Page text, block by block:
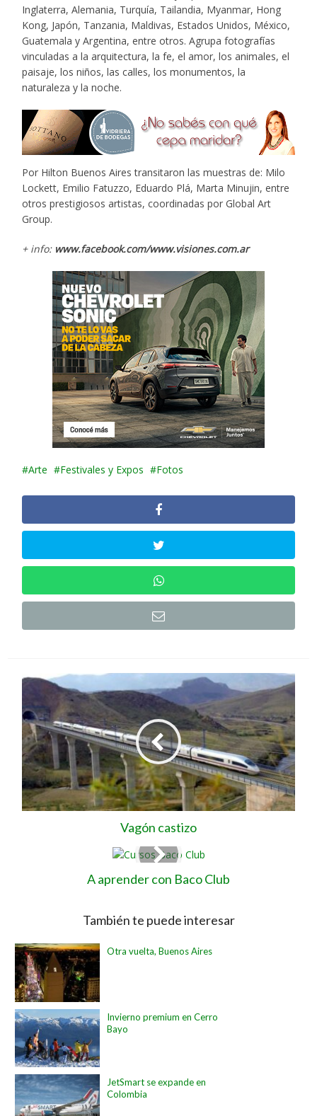
Croacia
Inglaterra, Alemania, Turquía, Tailandia, Myanmar, Hong
Kong, Japón, Tanzania, Maldivas, Estados Unidos, México,
Guatemala y Argentina, entre otros. Agrupa fotografías
vinculadas a la arquitectura, la fe, el amor, los animales, el
paisaje, los niños, las calles, los monumentos, la
naturaleza y la noche.
Por Hilton Buenos Aires transitaron las muestras de: Milo
Lockett, Emilio Fatuzzo, Eduardo Plá, Marta Minujin, entre
otros prestigiosos artistas, coordinadas por Global Art
Group.
+ info: www.facebook.com/www.visiones.com.ar
Arte Festivales y Expos Fotos
Vagón castizo
A aprender con Baco Club
También te puede interesar
Otra vuelta, Buenos Aires
Invierno premium en Cerro
Bayo
JetSmart se expande en
Colombia